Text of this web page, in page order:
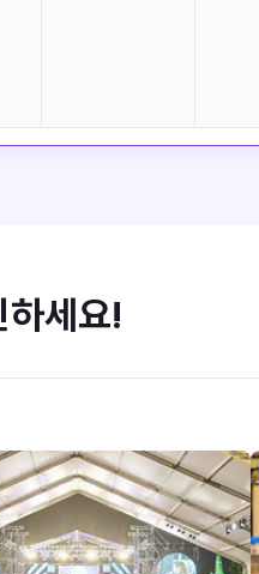
세요!